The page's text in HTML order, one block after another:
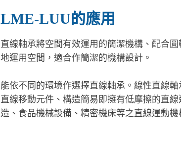
LME-LUU的應用
直線軸承將空間有效運用的簡潔機構、配合
地運用空間，適合作簡潔的機構設計。
能依不同的環境作選擇直線軸承。線性直線
直線移動元件、構造簡易即擁有低摩擦的直
造、食品機械設備、精密機床等之直線運動機